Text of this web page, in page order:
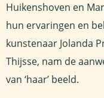
Huikenshoven en
hun ervaringen en
kunstenaar Jolanda
Thijsse, nam de
van ‘haar’ beeld.